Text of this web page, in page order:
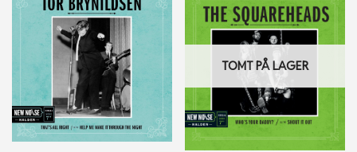
TOMT PÅ LAGER